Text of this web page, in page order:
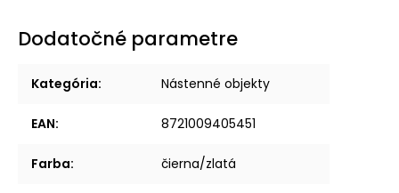
Dodatočné parametre
Kategória: Nástenné objekty
EAN: 8721009405451
Farba: čierna/zlatá